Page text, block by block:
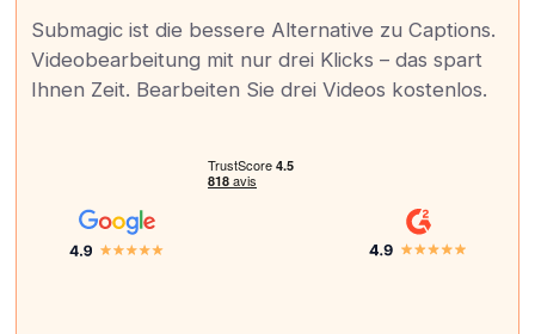
Submagic ist die bessere Alternative zu Captions.
Videobearbeitung mit nur drei Klicks – das spart
Ihnen Zeit. Bearbeiten Sie drei Videos kostenlos.